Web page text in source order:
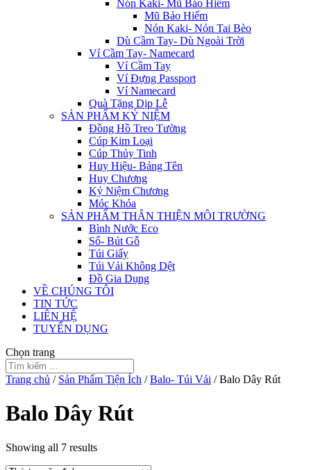
Nón Kaki- Mũ Bảo Hiểm
Mũ Bảo Hiểm
Nón Kaki- Nón Tai Bèo
Dù Cầm Tay- Dù Ngoài Trời
Ví Cầm Tay- Namecard
Ví Cầm Tay
Ví Đựng Passport
Ví Namecard
Quà Tặng Dịp Lễ
SẢN PHẨM KỶ NIỆM
Đồng Hồ Treo Tường
Cúp Kim Loại
Cúp Thủy Tinh
Huy Hiệu- Bảng Tên
Huy Chương
Kỷ Niệm Chương
Móc Khóa
SẢN PHẨM THÂN THIỆN MÔI TRƯỜNG
Bình Nước Eco
Sổ- Bút Gỗ
Túi Giấy
Túi Vải Không Dệt
Đồ Gia Dụng
VỀ CHÚNG TÔI
TIN TỨC
LIÊN HỆ
TUYỂN DỤNG
Chọn trang
Trang chủ / Sản Phẩm Tiện Ích /Balo- Túi Vải / Balo Dây Rút
Balo Dây Rút
Showing all 7 results